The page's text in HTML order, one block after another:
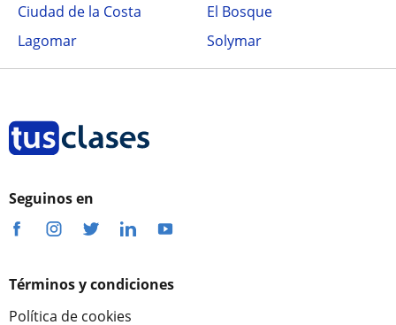
Ciudad de la Costa
El Bosque
Lagomar
Solymar
Seguinos en
Términos y condiciones
Política de cookies